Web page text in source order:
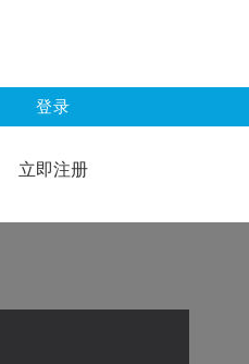
登录
立即注册